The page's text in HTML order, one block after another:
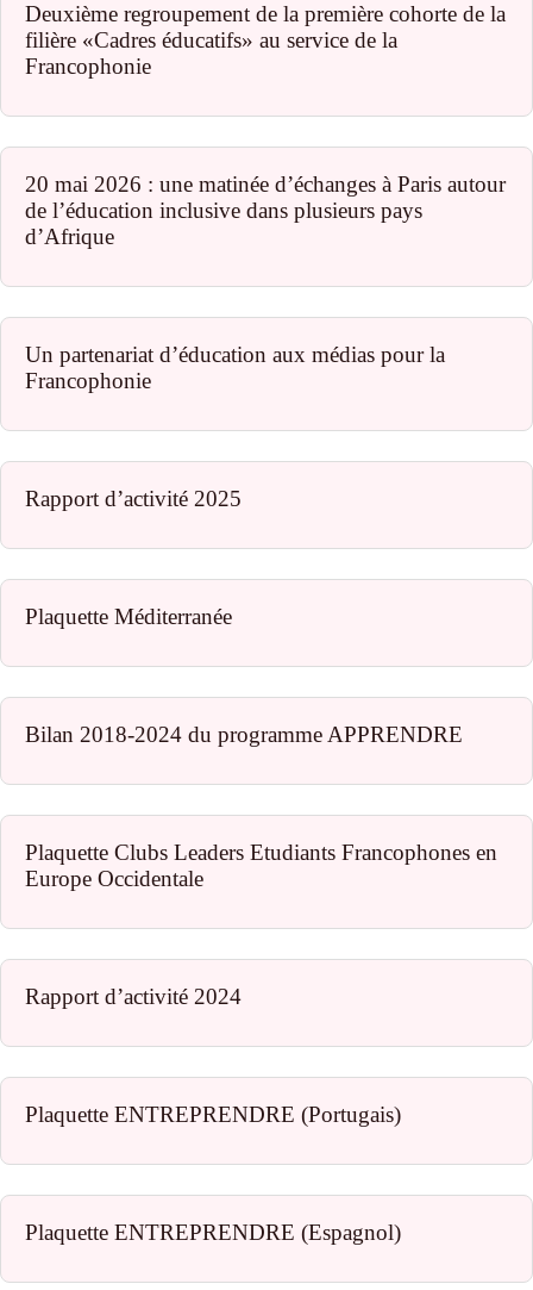
Deuxième regroupement de la première cohorte de la
filière «Cadres éducatifs» au service de la
Francophonie
20 mai 2026 : une matinée d’échanges à Paris autour
de l’éducation inclusive dans plusieurs pays
d’Afrique
Un partenariat d’éducation aux médias pour la
Francophonie
Rapport d’activité 2025
Plaquette Méditerranée
Bilan 2018-2024 du programme APPRENDRE
Plaquette Clubs Leaders Etudiants Francophones en
Europe Occidentale
Rapport d’activité 2024
Plaquette ENTREPRENDRE (Portugais)
Plaquette ENTREPRENDRE (Espagnol)